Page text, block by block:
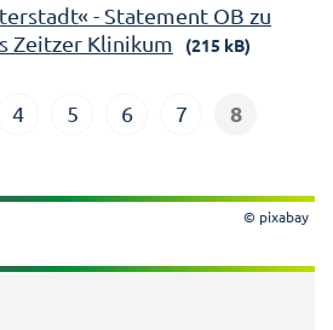
- Statement OB zu
Zeitzer Klinikum
(215 kB)
4 5 6 7 8
© pixabay